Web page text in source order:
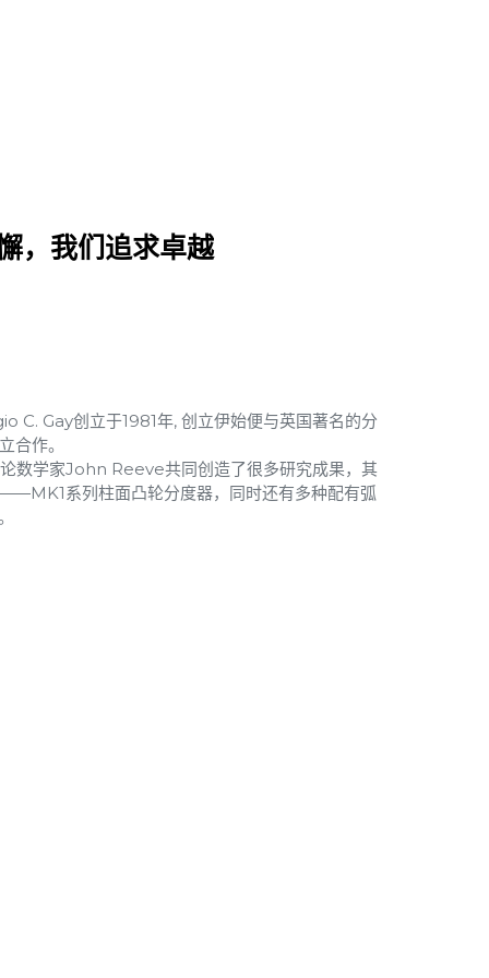
，我们追求卓越
C. Gay创立于1981年, 创立伊始便与英国著名的分
作。
数学家John Reeve共同创造了很多研究成果，其
系列柱面凸轮分度器，同时还有多种配有弧